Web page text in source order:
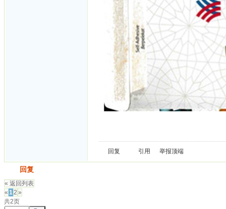
回复 引用 举报顶端
回复
« 返回列表
« 12 »
共2页